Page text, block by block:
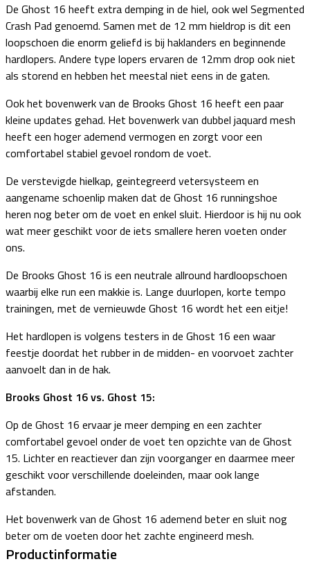
De Ghost 16 heeft extra demping in de hiel, ook wel Segmented
Crash Pad genoemd. Samen met de 12 mm hieldrop is dit een
loopschoen die enorm geliefd is bij haklanders en beginnende
hardlopers. Andere type lopers ervaren de 12mm drop ook niet
als storend en hebben het meestal niet eens in de gaten.
Ook het bovenwerk van de Brooks Ghost 16 heeft een paar
kleine updates gehad. Het bovenwerk van dubbel jaquard mesh
heeft een hoger ademend vermogen en zorgt voor een
comfortabel stabiel gevoel rondom de voet.
De verstevigde hielkap, geintegreerd vetersysteem en
aangename schoenlip maken dat de Ghost 16 runningshoe
heren nog beter om de voet en enkel sluit. Hierdoor is hij nu ook
wat meer geschikt voor de iets smallere heren voeten onder
ons.
De Brooks Ghost 16 is een neutrale allround hardloopschoen
waarbij elke run een makkie is. Lange duurlopen, korte tempo
trainingen, met de vernieuwde Ghost 16 wordt het een eitje!
Het hardlopen is volgens testers in de Ghost 16 een waar
feestje doordat het rubber in de midden- en voorvoet zachter
aanvoelt dan in de hak.
Brooks Ghost 16 vs. Ghost 15:
Op de Ghost 16 ervaar je meer demping en een zachter
comfortabel gevoel onder de voet ten opzichte van de Ghost
15. Lichter en reactiever dan zijn voorganger en daarmee meer
geschikt voor verschillende doeleinden, maar ook lange
afstanden.
Het bovenwerk van de Ghost 16 ademend beter en sluit nog
beter om de voeten door het zachte engineerd mesh.
Productinformatie